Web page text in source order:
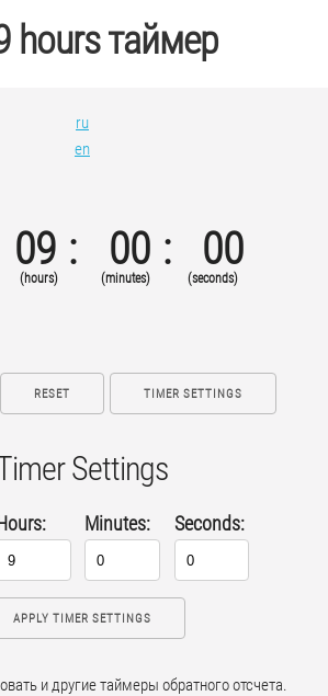
hours таймер
ru
en
09 00 00
(hours) (minutes) (seconds)
RESET TIMER SETTINGS
Settings
Minutes: Seconds:
APPLY TIMER SETTINGS
и другие таймеры обратного отсчета.